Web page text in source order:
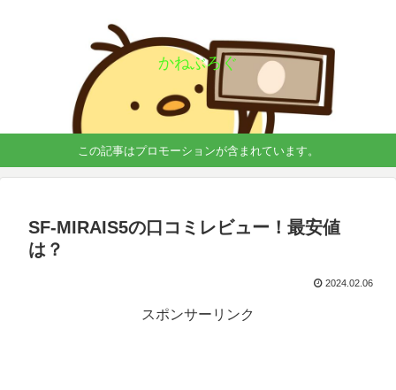
かねぶろぐ
この記事はプロモーションが含まれています。
SF-MIRAIS5の口コミレビュー！最安値
は？
2024.02.06
スポンサーリンク